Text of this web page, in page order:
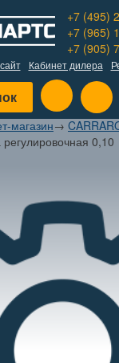
+7 (495)
+7 (965)
+7 (905)
Кабинет дилера
магазин→
0,10